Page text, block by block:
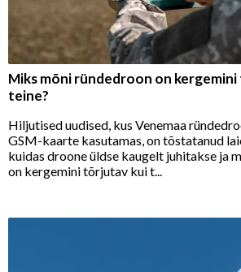
Miks mõni ründedroon on
teine?
Hiljutised uudised, kus Venemaa
GSM-kaarte kasutamas, on tõstatanud
kuidas droone üldse kaugelt juhitakse ja
on kergemini tõrjutav kui t...